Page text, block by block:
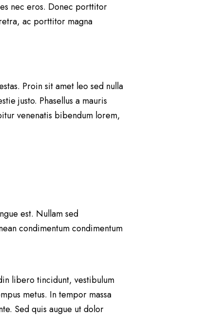
nec eros. Donec porttitor
ac porttitor magna
Proin sit amet leo sed nulla
justo. Phasellus a mauris
venenatis bibendum lorem,
est. Nullam sed
condimentum condimentum
libero tincidunt, vestibulum
metus. In tempor massa
Sed quis augue ut dolor